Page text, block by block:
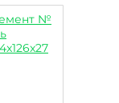
№